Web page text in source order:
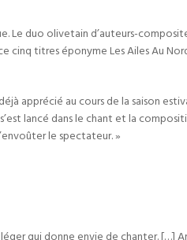
duo olivetain d’auteurs-
cinq titres éponyme Les Ailes Au
apprécié au cours de la saison
lancé dans le chant et la
le spectateur. »